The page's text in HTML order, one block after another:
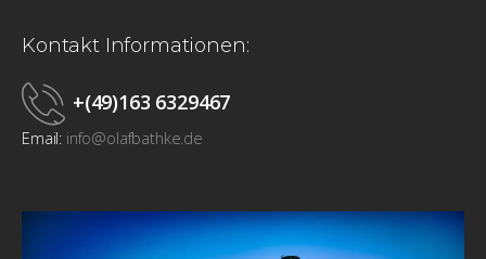
Kontakt Informationen:
+(49)163 6329467
Email: info@olafbathke.de